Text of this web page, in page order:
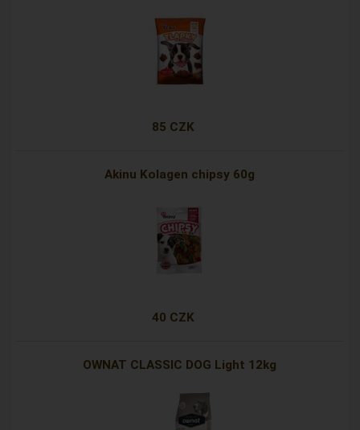
85 CZK
Akinu Kolagen chipsy 60g
40 CZK
OWNAT CLASSIC DOG Light 12kg